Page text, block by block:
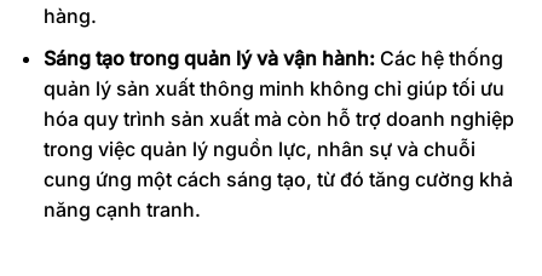
hàng.
Sáng tạo trong quản lý và vận hành:Các hệ thống
quản lý sản xuất thông minh không chỉ giúp tối ưu
hóa quy trình sản xuất mà còn hỗ trợ doanh nghiệp
trong việc quản lý nguồn lực, nhân sự và chuỗi
cung ứng một cách sáng tạo, từ đó tăng cường khả
năng cạnh tranh.